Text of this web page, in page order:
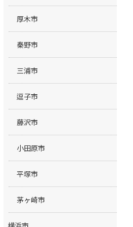
厚木市
秦野市
三浦市
逗子市
藤沢市
小田原市
平塚市
茅ヶ崎市